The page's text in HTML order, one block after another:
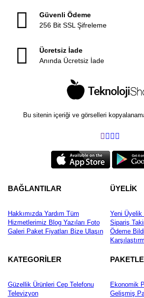
Güvenli Ödeme
256 Bit SSL Şifreleme
Ücretsiz İade
Anında Ücretsiz İade
Bu sitenin içeriği ve görselleri
BAĞLANTILAR
HakkımızdaYardım Tüm
Hizmetlerimiz Blog Yazıları Foto
Galeri Paket Fiyatları Bize Ulaşın
ÜYELİK
Yeni Üyelik
Sipariş
Ödeme
KATEGORİLER
Güzellik Ürünleri Cep Telefonu
Televizyon
Ekonomik
Gelişmiş